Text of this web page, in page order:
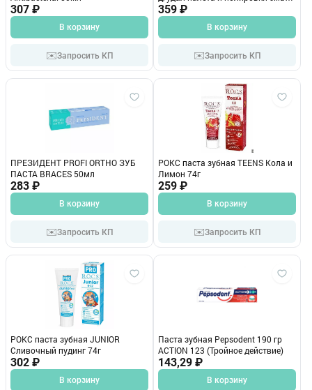
307 ₽
В корзину
✉️Запросить КП
35г
359 ₽
В корзину
✉️Запросить КП
ПРЕЗИДЕНТ PROFI ORTHO ЗУБ
ПАСТА BRACES 50мл
283 ₽
В корзину
✉️Запросить КП
РОКС паста зубная TEENS Кола и
Лимон 74г
259 ₽
В корзину
✉️Запросить КП
РОКС паста зубная JUNIOR
Сливочный пудинг 74г
302 ₽
В корзину
Паста зубная Pepsodent 190 гр
ACTION 123 (Тройное действие)
143,29 ₽
В корзину